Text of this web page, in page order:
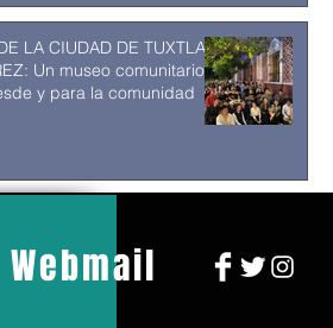
LA CIUDAD DE TUXTLA
Un museo comunitario
y para la comunidad
Webmail